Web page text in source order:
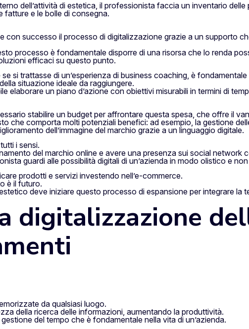
dell’attività di estetica, il professionista faccia un inventario
fatture e le bolle di consegna.
con successo il processo di digitalizzazione grazie a un supporto
processo è fondamentale disporre di una risorsa che lo renda
efficaci su questo punto.
si trattasse di un’esperienza di business coaching, è
situazione ideale da raggiungere.
elaborare un piano d’azione con obiettivi misurabili in termini di
stabilire un budget per affrontare questa spesa, che offre il
che comporta molti potenziali benefici: ad esempio, la gestione
dell’immagine del marchio grazie a un linguaggio digitale.
i sensi.
del marchio online e avere una presenza sui social network
guardi alle possibilità digitali di un’azienda in modo olistico e
prodotti e servizi investendo nell’e-commerce.
è il futuro.
deve iniziare questo processo di espansione per integrare la
digitalizzazione
da qualsiasi luogo.
della ricerca delle informazioni, aumentando la produttività.
del tempo che è fondamentale nella vita di un’azienda.